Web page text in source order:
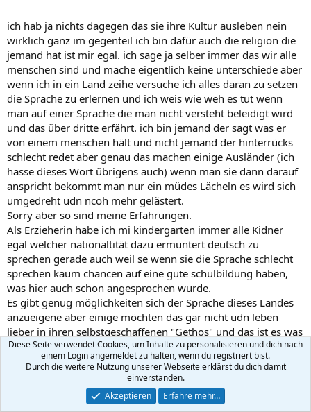
man mich nicht als Nazi beschimpfen und genauso kann man
die jugendlichen Türken nicht dafür dankbar sein das sie
behilflich waren Deutschland wieder mitaufzubauen. den sie
waren es nicht.
natürlich sollen wir auch nicht den jugendlichen dankbar dafür sein,
was ihre groseltern einmal geleistet haben, aber wir sollten
akzeptieren, dass sie hier leben und auch ein stück ihre kultur
weiterführen. damals wurden türken (und italiener,...) nach d geholt
um aufzuräumen und aufzubauen, sie gründeten hier familien,
bekamen kinder, usw. die folgenden generationen wuchsen hier auf,
sie wären jetzt in der türkei auch ausländer. und nur weil sie
vielleicht etwas andere kulturelle dinge haben und noch eine
andere sprache sprechen sind sie doch nicht mitbürger 2. klasse. in
anderen ländern gibt es zb auch deutsche gemeinden und
deutsche gruppen, um auswanderern in stück der kultur zu
erhalten. sogar im irak gab es katholische kirchen mit zt deutschen
priestern...
ich hab ja nichts dagegen das sie ihre Kultur ausleben nein
wirklich ganz im gegenteil ich bin dafür auch die religion die
jemand hat ist mir egal. ich sage ja selber immer das wir alle
menschen sind und mache eigentlich keine unterschiede aber
wenn ich in ein Land zeihe versuche ich alles daran zu setzen
die Sprache zu erlernen und ich weis wie weh es tut wenn
man auf einer Sprache die man nicht versteht beleidigt wird
und das über dritte erfährt. ich bin jemand der sagt was er
von einem menschen hält und nicht jemand der hinterrücks
schlecht redet aber genau das machen einige Ausländer (ich
hasse dieses Wort übrigens auch) wenn man sie dann darauf
anspricht bekommt man nur ein müdes Lächeln es wird sich
umgedreht udn ncoh mehr gelästert.
Sorry aber so sind meine Erfahrungen.
Als Erzieherin habe ich mi kindergarten immer alle Kidner
egal welcher nationaltität dazu ermuntert deutsch zu
sprechen gerade auch weil se wenn sie die Sprache schlecht
sprechen kaum chancen auf eine gute schulbildung haben,
was hier auch schon angesprochen wurde.
Es gibt genug möglichkeiten sich der Sprache dieses Landes
anzueigene aber einige möchten das gar nicht udn leben
lieber in ihren selbstgeschaffenen "Gethos" und das ist es was
ich nicht verstehe.
1 von 3 Nächste
Du musst dich einloggen oder registrieren, um hier zu antworten.
Diese Seite verwendet Cookies, um Inhalte zu personalisieren und dich nach
einem Login angemeldet zu halten, wenn du registriert bist.
Durch die weitere Nutzung unserer Webseite erklärst du dich damit
einverstanden.
Akzeptieren
Erfahre mehr…